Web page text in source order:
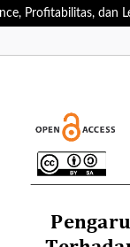
Profitabilitas, dan